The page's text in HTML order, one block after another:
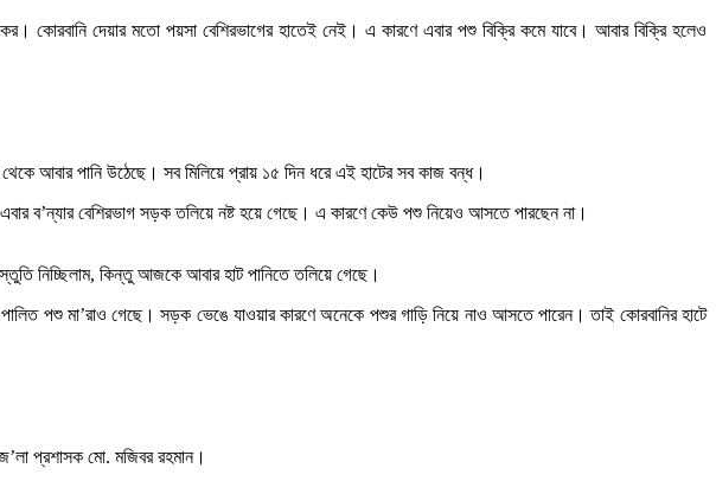
কোরবানি দেয়ার মতো পয়সা বেশিরভাগের হাতেই নেই। এ কারণে এবার পশু বিক্রি কমে যাবে। আবার বিক্রি হলেও
আবার পানি উঠেছে। সব মিলিয়ে প্রায় ১৫ দিন ধরে এই হাটের সব কাজ বন্ধ।
ব’ন্যার বেশিরভাগ সড়ক তলিয়ে নষ্ট হয়ে গেছে। এ কারণে কেউ পশু নিয়েও আসতে পারছেন না।
নিচ্ছিলাম, কিন্তু আজকে আবার হাট পানিতে তলিয়ে গেছে।
পশু মা’রাও গেছে। সড়ক ভেঙে যাওয়ার কারণে অনেকে পশুর গাড়ি নিয়ে নাও আসতে পারেন। তাই কোরবানির হাটে
প্রশাসক মো. মজিবর রহমান।